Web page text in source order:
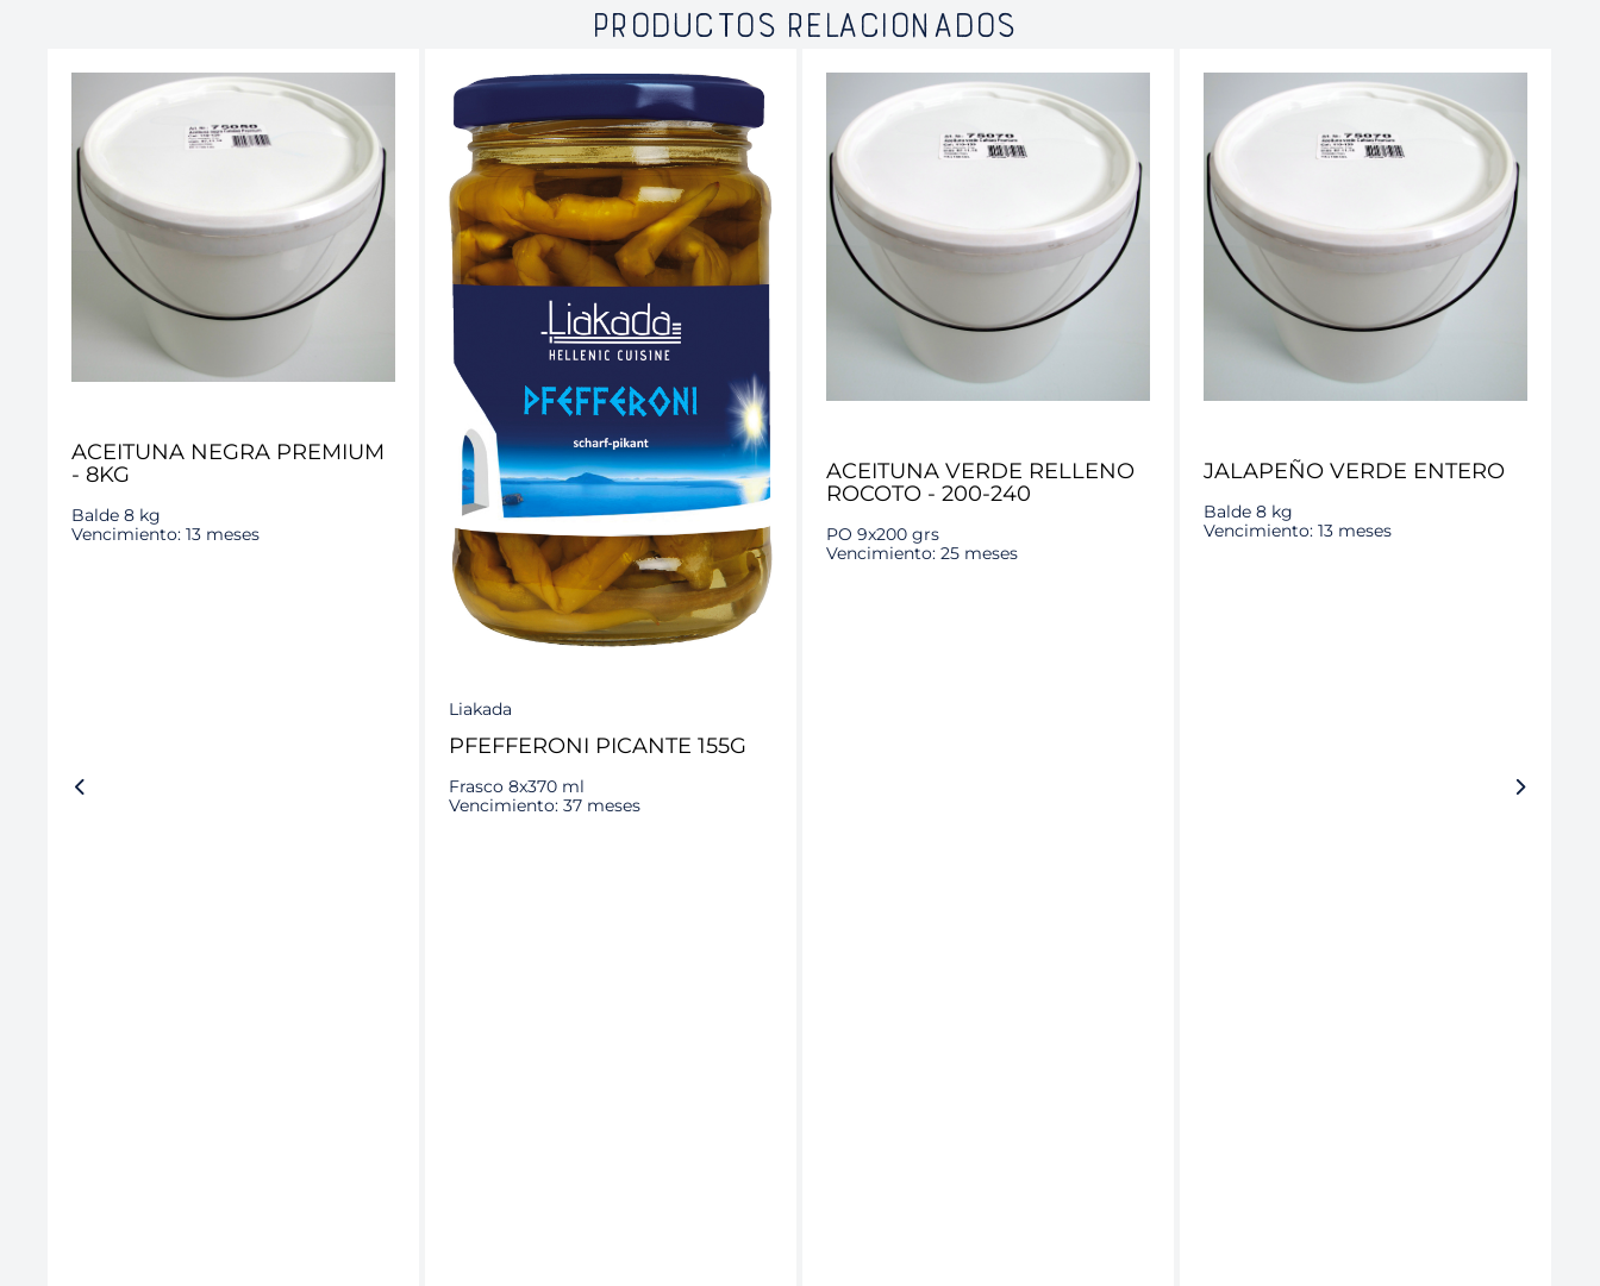
PRODUCTOS RELACIONADOS
ACEITUNA NEGRA PREMIUM
- 8KG
Balde 8 kg
Vencimiento: 13 meses
Liakada
PFEFFERONI PICANTE 155G
Frasco 8x370 ml
Vencimiento: 37 meses
ACEITUNA VERDE RELLENO
ROCOTO - 200-240
PO 9x200 grs
Vencimiento: 25 meses
JALAPEÑO VERDE ENTERO
Balde 8 kg
Vencimiento: 13 meses